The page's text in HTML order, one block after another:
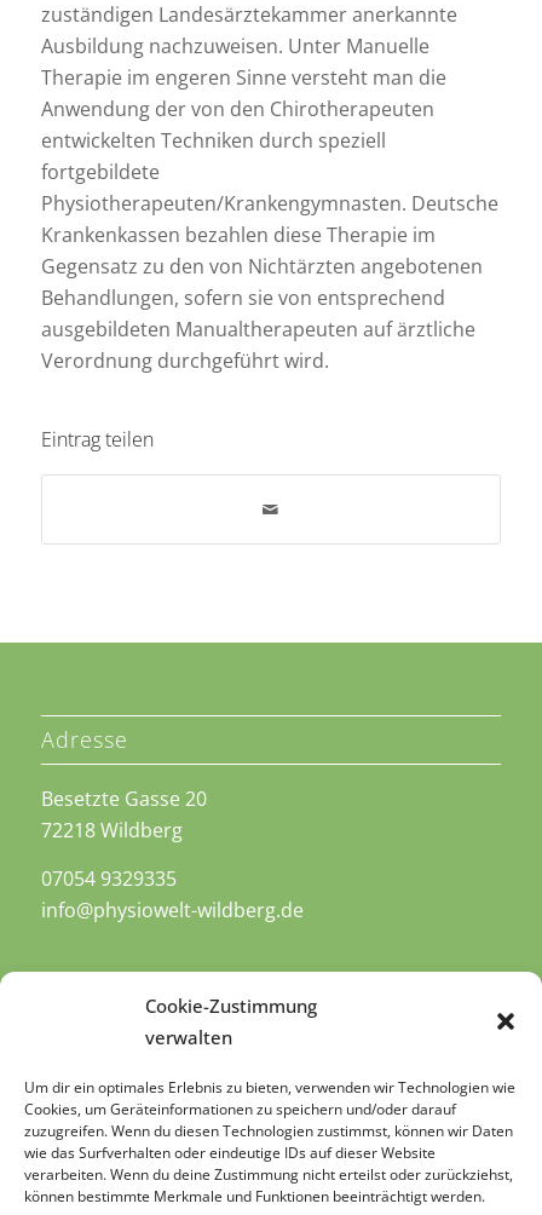
Cookie-Zustimmung
verwalten
Um dir ein optimales Erlebnis zu bieten, verwenden wir Technologien wie
Cookies, um Geräteinformationen zu speichern und/oder darauf
zuzugreifen. Wenn du diesen Technologien zustimmst, können wir Daten
wie das Surfverhalten oder eindeutige IDs auf dieser Website
verarbeiten. Wenn du deine Zustimmung nicht erteilst oder zurückziehst,
können bestimmte Merkmale und Funktionen beeinträchtigt werden.
zuständigen Landesärztekammer anerkannte
Ausbildung nachzuweisen. Unter Manuelle
Therapie im engeren Sinne versteht man die
Anwendung der von den Chirotherapeuten
entwickelten Techniken durch speziell
fortgebildete
Physiotherapeuten/Krankengymnasten. Deutsche
Krankenkassen bezahlen diese Therapie im
Gegensatz zu den von Nichtärzten angebotenen
Behandlungen, sofern sie von entsprechend
ausgebildeten Manualtherapeuten auf ärztliche
Verordnung durchgeführt wird.
Eintrag teilen
Adresse
Besetzte Gasse 20
72218 Wildberg
07054 9329335
info@physiowelt-wildberg.de
Öffnungszeiten
Mo: 8:00-12:00 und 12:30-21:00
Di: 8:00-16:00
Mi: 7:30-12:00 und 13:30-21:00